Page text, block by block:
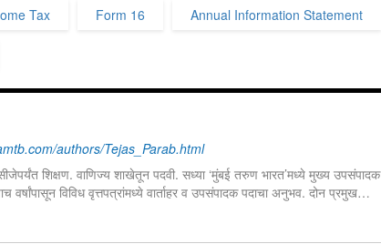
Tax Form 16 Annual Information Statement
authors/Tejas_Parab.html
शिक्षण. वाणिज्य शाखेतून पदवी. सध्या ‘मुंबई तरुण भारत’मध्ये मुख्य उपसंपादक
वर्षांपासून विविध वृत्तपत्रांमध्ये वार्ताहर व उपसंपादक पदाचा अनुभव. दोन प्रमुख
बातम्यांबद्दल संशोधन. डिजिटल मीडियासाठी लेखन. डिजिटल मार्केटींग विषयाचा